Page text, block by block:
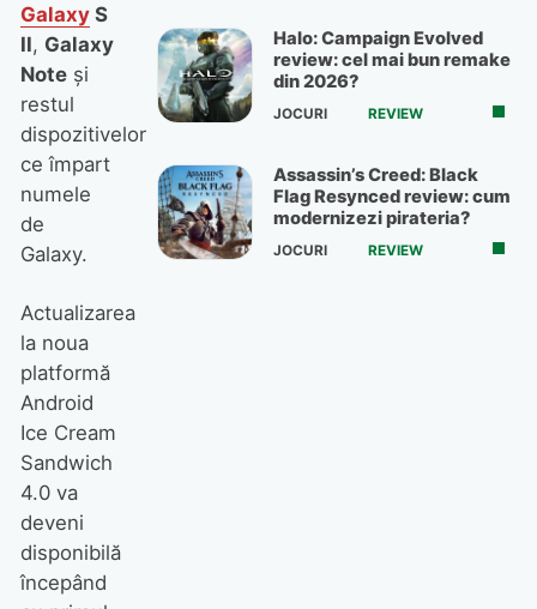
GalaxyS
II, Galaxy
Noteşi
restul
dispozitivelor
ce împart
numele
de
Galaxy.
Actualizarea
la noua
platformă
Android
Ice Cream
Sandwich
4.0 va
deveni
disponibilă
începând
Halo: Campaign Evolved
review: cel mai bun remake
din 2026?
JOCURI REVIEW
Assassin’s Creed: Black
Flag Resynced review: cum
modernizezi pirateria?
JOCURI REVIEW